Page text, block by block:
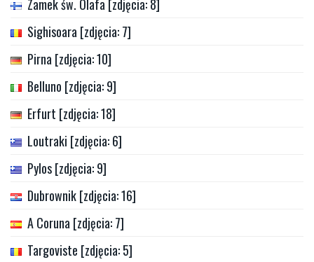
Zamek św. Olafa [zdjęcia: 8]
Sighisoara [zdjęcia: 7]
Pirna [zdjęcia: 10]
Belluno [zdjęcia: 9]
Erfurt [zdjęcia: 18]
Loutraki [zdjęcia: 6]
Pylos [zdjęcia: 9]
Dubrownik [zdjęcia: 16]
A Coruna [zdjęcia: 7]
Targoviste [zdjęcia: 5]